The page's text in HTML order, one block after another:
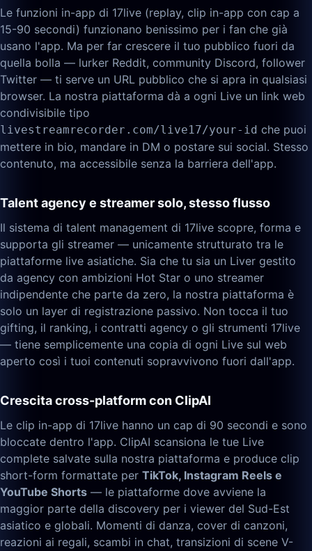
Le funzioni in-app di 17live (replay, clip in-app con cap a
15-90 secondi) funzionano benissimo per i fan che già
usano l'app. Ma per far crescere il tuo pubblico fuori da
quella bolla — lurker Reddit, community Discord, follower
Twitter — ti serve un URL pubblico che si apra in qualsiasi
browser. La nostra piattaforma dà a ogni Live un link web
condivisibile tipo
livestreamrecorder.com/live17/your-id che puoi
mettere in bio, mandare in DM o postare sui social. Stesso
contenuto, ma accessibile senza la barriera dell'app.
Talent agency e streamer solo, stesso flusso
Il sistema di talent management di 17live scopre, forma e
supporta gli streamer — unicamente strutturato tra le
piattaforme live asiatiche. Sia che tu sia un Liver gestito
da agency con ambizioni Hot Star o uno streamer
indipendente che parte da zero, la nostra piattaforma è
solo un layer di registrazione passivo. Non tocca il tuo
gifting, il ranking, i contratti agency o gli strumenti 17live
— tiene semplicemente una copia di ogni Live sul web
aperto così i tuoi contenuti sopravvivono fuori dall'app.
Crescita cross-platform con ClipAI
Le clip in-app di 17live hanno un cap di 90 secondi e sono
bloccate dentro l'app. ClipAI scansiona le tue Live
complete salvate sulla nostra piattaforma e produce clip
short-form formattate per TikTok, Instagram Reels e
YouTube Shorts — le piattaforme dove avviene la
maggior parte della discovery per i viewer del Sud-Est
asiatico e globali. Momenti di danza, cover di canzoni,
reazioni ai regali, scambi in chat, transizioni di scene V-